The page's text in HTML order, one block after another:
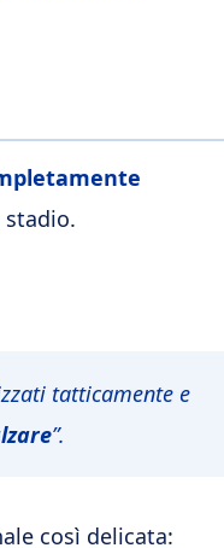
stadio.
tatticamente e
”.
così delicata: